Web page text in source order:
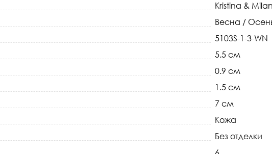
Kristina & Milan
Весна /
5103S-1-3-WN
5.5 см
0.9 см
1.5 см
7 см
Кожа
Без отделки